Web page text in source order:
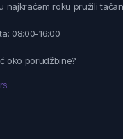
najkraćem roku pružili
08:00-16:00
oko porudžbine?